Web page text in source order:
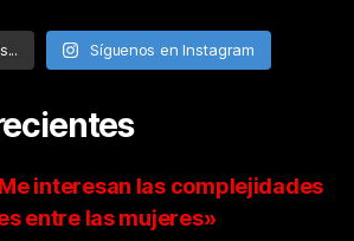
Síguenos en Instagram
interesan las complejidades
entre las mujeres»